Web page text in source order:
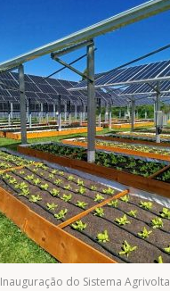
Inauguração do Sistema